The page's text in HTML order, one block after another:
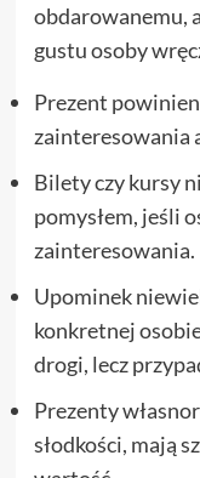
obdarowanemu,
gustu osoby
Prezent
zainteresowania
Bilety czy kursy
pomysłem, jeśli
zainteresowania.
Upominek
konkretnej
drogi, lecz
Prezenty
słodkości, mają